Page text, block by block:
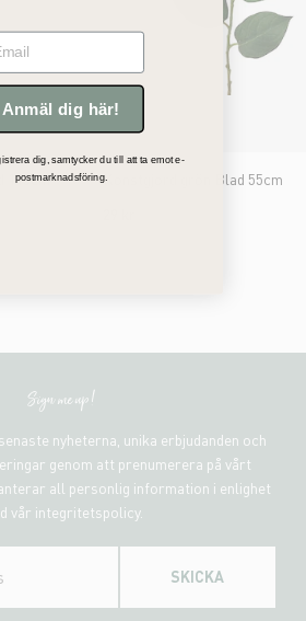
115cm
Konstgjord grön Blad 55cm
Sign me up!
nyheterna, unika erbjudanden och
genom att prenumerera på vårt
all personlig information i enlighet
vår integritetspolicy.
SKICKA
Anmäl dig här!
dig, samtycker du till att ta emot e-
postmarknadsföring.